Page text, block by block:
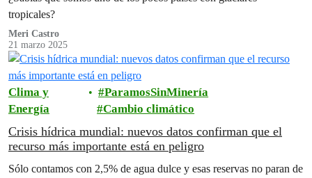
tropicales?
Meri Castro
21 marzo 2025
Clima y
Energía
ParamosSinMinería
Cambio climático
Crisis hídrica mundial: nuevos datos confirman que el
recurso más importante está en peligro
Sólo contamos con 2,5% de agua dulce y esas reservas no paran de